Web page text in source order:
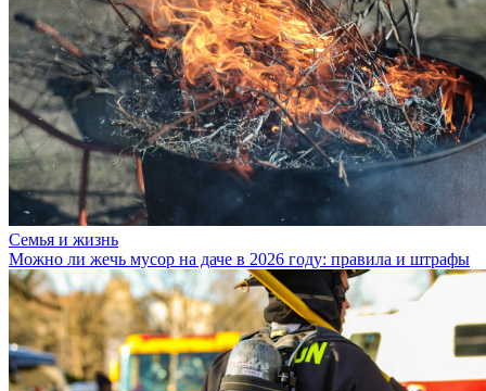
Семья и жизнь
Можно ли жечь мусор на даче в 2026 году: правила и штрафы